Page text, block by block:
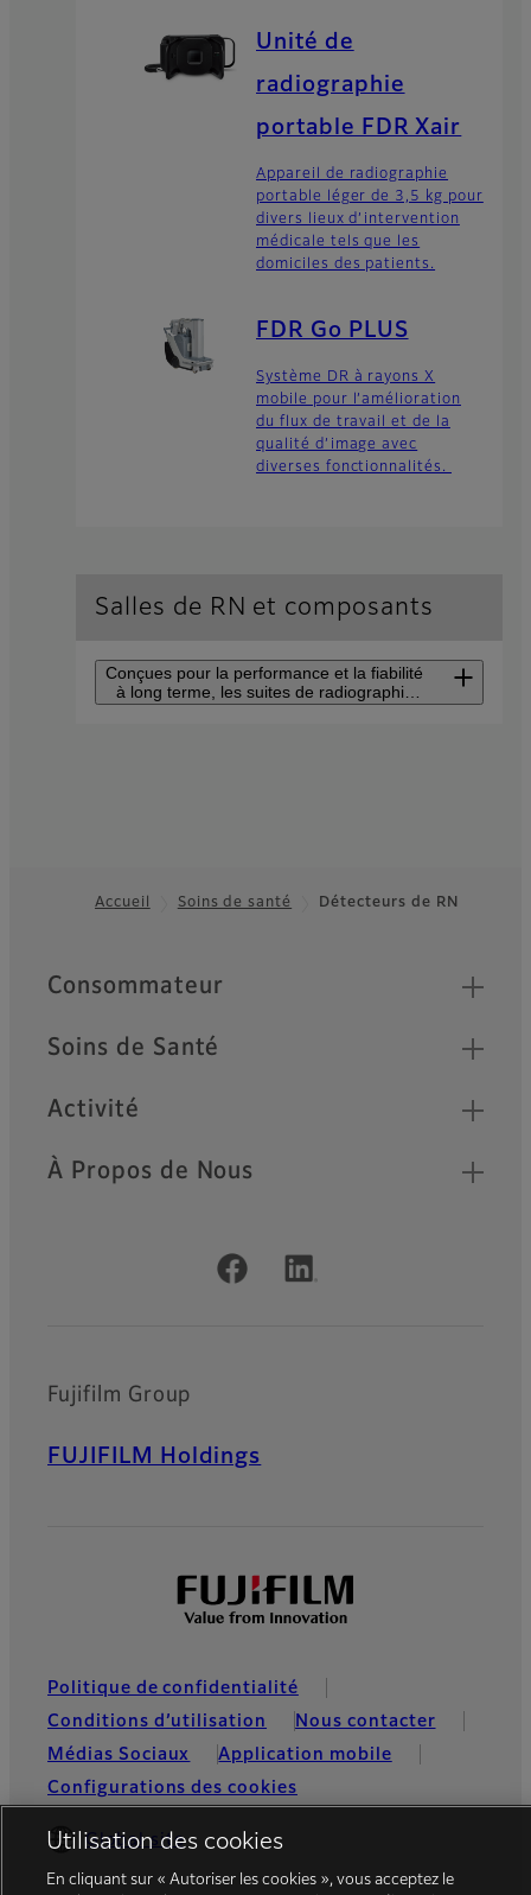
Unité de
radiographie
portable FDR Xair
Appareil de radiographie
portable léger de 3,5 kg pour
divers lieux d’intervention
médicale tels que les
domiciles des patients.
FDR Go PLUS
Système DR à rayons X
mobile pour l’amélioration
du flux de travail et de la
qualité d’image avec
diverses fonctionnalités.
Salles de RN et composants
Conçues pour la performance et la fiabilité
à long terme, les suites de radiographie
numérique (RN) de Fujifilm vous aident à
Accueil Soins de santé Détecteurs de RN
Quick Links
Consommateur
Soins de Santé
Activité
À Propos de Nous
Official Social Media Accounts
Fujifilm Group
FUJIFILM Holdings
Politique de confidentialité
Conditions d’utilisation
Nous contacter
Médias Sociaux
Application mobile
Configurations des cookies
Global site
Utilisation des cookies
En cliquant sur « Autoriser les cookies », vous acceptez le